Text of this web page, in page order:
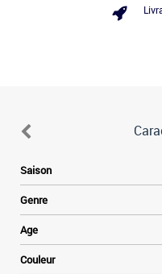
Saison
Genre
Age
Couleur